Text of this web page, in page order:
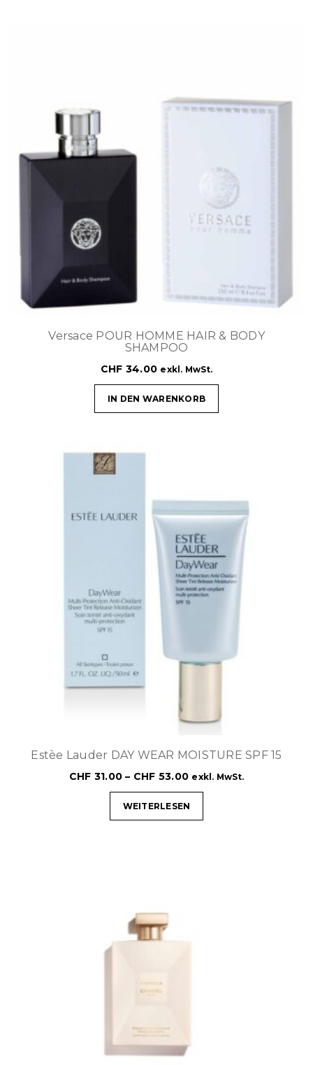
Versace POUR HOMME HAIR & BODY
SHAMPOO
CHF 34.00 exkl. MwSt.
IN DEN WARENKORB
Estèe Lauder DAY WEAR MOISTURE SPF 15
CHF 31.00 – CHF 53.00 exkl. MwSt.
WEITERLESEN